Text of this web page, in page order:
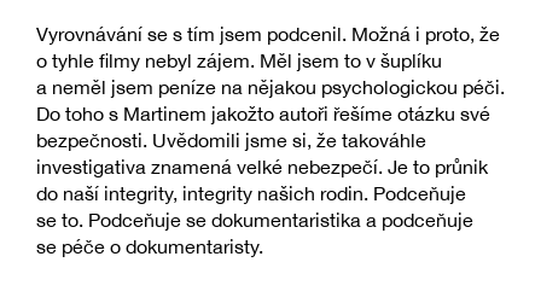
Vyrovnávání se s tím jsem podcenil. Možná i proto, že
o tyhle filmy nebyl zájem. Měl jsem to v šuplíku
a neměl jsem peníze na nějakou psychologickou péči.
Do toho s Martinem jakožto autoři řešíme otázku své
bezpečnosti. Uvědomili jsme si, že takováhle
investigativa znamená velké nebezpečí. Je to průnik
do naší integrity, integrity našich rodin. Podceňuje
se to. Podceňuje se dokumentaristika a podceňuje
se péče o dokumentaristy.